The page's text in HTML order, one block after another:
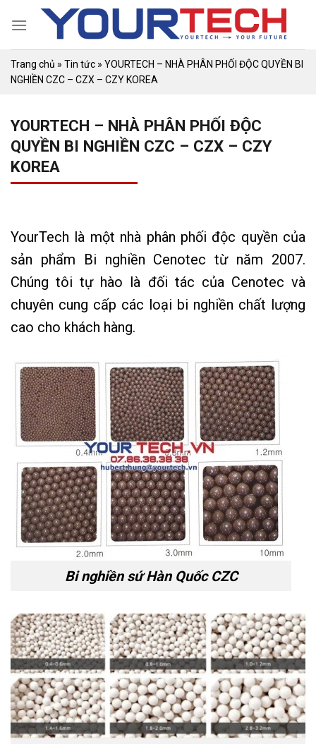
Trang chủ » Tin tức » YOURTECH – NHÀ PHÂN PHỐI ĐỘC QUYỀN BI
NGHIỀN CZC – CZX – CZY KOREA
YOURTECH – NHÀ PHÂN PHỐI ĐỘC
QUYỀN BI NGHIỀN CZC – CZX – CZY
KOREA
YourTech là một nhà phân phối độc quyền của
sản phẩm Bi nghiền Cenotec từ năm 2007.
Chúng tôi tự hào là đối tác của Cenotec và
chuyên cung cấp các loại bi nghiền chất lượng
cao cho khách hàng.
Bi nghiền sứ Hàn Quốc CZC